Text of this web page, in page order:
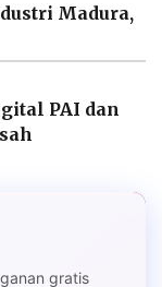
Madura,
PAI dan
gratis